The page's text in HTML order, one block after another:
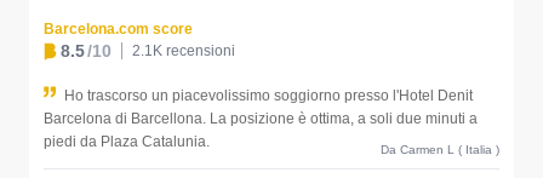
Barcelona.com score
8.5/10 2.1K recensioni
Ho trascorso un piacevolissimo soggiorno presso l'Hotel Denit
Barcelona di Barcellona. La posizione è ottima, a soli due minuti a
piedi da Plaza Catalunia.
Da Carmen L ( Italia )